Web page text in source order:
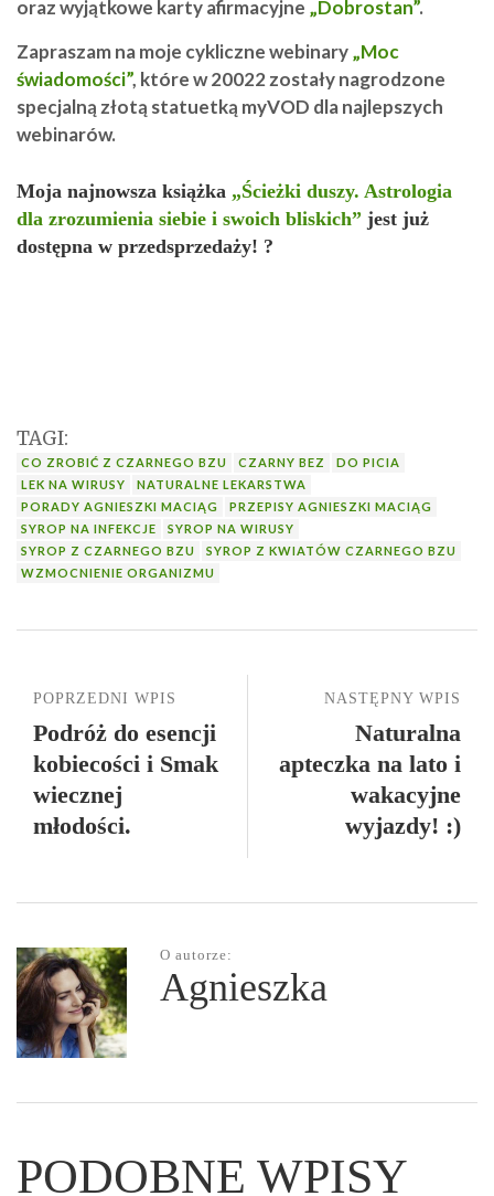
oraz wyjątkowe karty afirmacyjne „Dobrostan”.
Zapraszam na moje cykliczne webinary„Moc
świadomości”, które w 20022 zostały nagrodzone
specjalną złotą statuetką myVOD dla najlepszych
webinarów.
Moja najnowsza książka „Ścieżki duszy. Astrologia
dla zrozumienia siebie i swoich bliskich” jest już
dostępna w przedsprzedaży! ?
TAGI:
CO ZROBIĆ Z CZARNEGO BZU CZARNY BEZ
DO PICIA
LEK NA WIRUSY
NATURALNE LEKARSTWA
PORADY AGNIESZKI MACIĄG
PRZEPISY AGNIESZKI MACIĄG
SYROP NA INFEKCJE
SYROP NA WIRUSY
SYROP Z CZARNEGO BZU
SYROP Z KWIATÓW CZARNEGO BZU
WZMOCNIENIE ORGANIZMU
NASTĘPNY WPIS
Naturalna
apteczka na lato i
wakacyjne
wyjazdy! :)
POPRZEDNI WPIS
Podróż do esencji
kobiecości i Smak
wiecznej
młodości.
O autorze:
Agnieszka
PODOBNE WPISY